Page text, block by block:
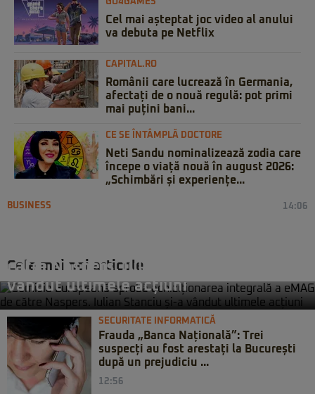
GO4GAMES
Cel mai așteptat joc video al anului
va debuta pe Netflix
CAPITAL.RO
Românii care lucrează în Germania,
afectați de o nouă regulă: pot primi
mai puțini bani...
CE SE ÎNTÂMPLĂ DOCTORE
Neti Sandu nominalizează zodia care
începe o viață nouă în august 2026:
„Schimbări și experiențe...
Cele mai noi articole
BUSINESS 14:06
către Naspers. Iulian Stanciu și-a
vândut ultimele acțiuni
SECURITATE INFORMATICĂ
Frauda „Banca Națională”: Trei
suspecți au fost arestați la București
după un prejudiciu ...
12:56